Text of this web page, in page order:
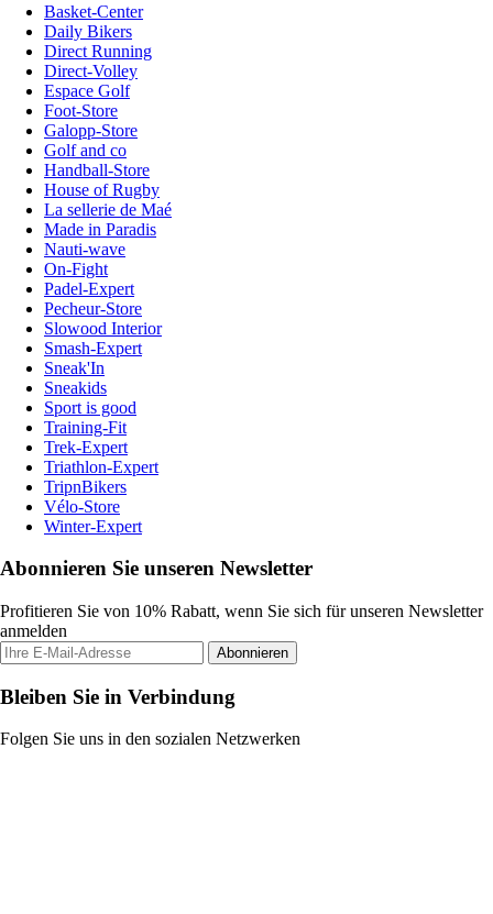
Basket-Center
Daily Bikers
Direct Running
Direct-Volley
Espace Golf
Foot-Store
Galopp-Store
Golf and co
Handball-Store
House of Rugby
La sellerie de Maé
Made in Paradis
Nauti-wave
On-Fight
Padel-Expert
Pecheur-Store
Slowood Interior
Smash-Expert
Sneak'In
Sneakids
Sport is good
Training-Fit
Trek-Expert
Triathlon-Expert
TripnBikers
Vélo-Store
Winter-Expert
Abonnieren Sie unseren Newsletter
Profitieren Sie von 10% Rabatt, wenn Sie sich für unseren Newsletter
anmelden
Abonnieren
Bleiben Sie in Verbindung
Folgen Sie uns in den sozialen Netzwerken